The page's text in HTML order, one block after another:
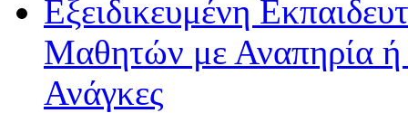
Εξειδικευμένη
Μαθητών με Αναπηρία ή /
Ανάγκες